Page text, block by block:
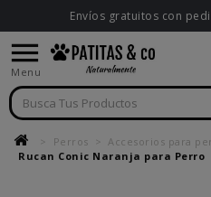
Envíos gratuitos con

Menu
Perros Accesorios para
Rucan Conic Naranja para Perro